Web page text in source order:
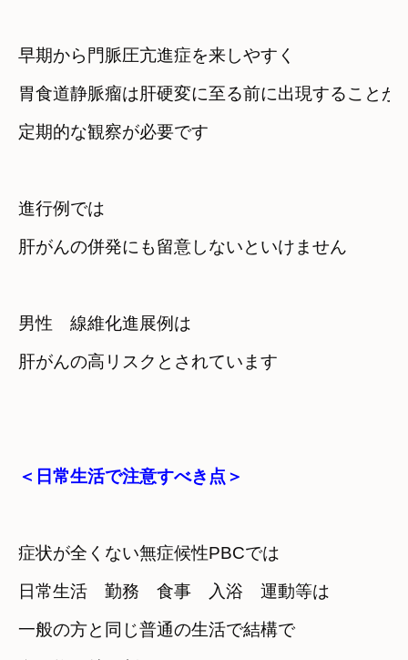
早期から門脈圧亢進症を来しやすく
胃食道静脈瘤は肝硬変に至る前に出現することが
定期的な観察が必要です
進行例では
肝がんの併発にも留意しないといけません
男性　線維化進展例は
＜日常生活で注意すべき点＞
症状が全くない無症候性PBCでは
日常生活　勤務　食事　入浴　運動等は
一般の方と同じ普通の生活で結構で